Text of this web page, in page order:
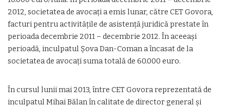
2012, societatea de avocați a emis lunar, către CET Govora,
facturi pentru activitățile de asistență juridică prestate în
perioada decembrie 2011 – decembrie 2012. În aceeași
perioadă, inculpatul Șova Dan-Coman a încasat de la
societatea de avocați suma totală de 60.000 euro.
În cursul lunii mai 2013, între CET Govora reprezentată de
inculpatul Mihai Bălan în calitate de director general și